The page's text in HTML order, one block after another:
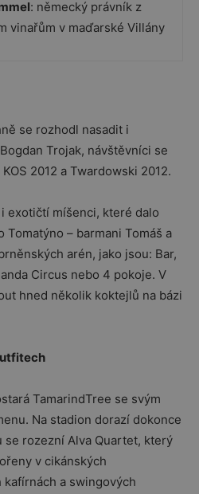
: německý právník z
vinařům v maďarské Villány
se rozhodl nasadit i
Trojak, návštěvníci se
2012 a Twardowski 2012.
exotičtí míšenci, které dalo
– barmani Tomáš a
arén, jako jsou: Bar,
Circus nebo 4 pokoje. V
hned několik koktejlů na bázi
TamarindTree se svým
Na stadion dorazí dokonce
se rozezní Alva Quartet, který
v cikánských
a swingových